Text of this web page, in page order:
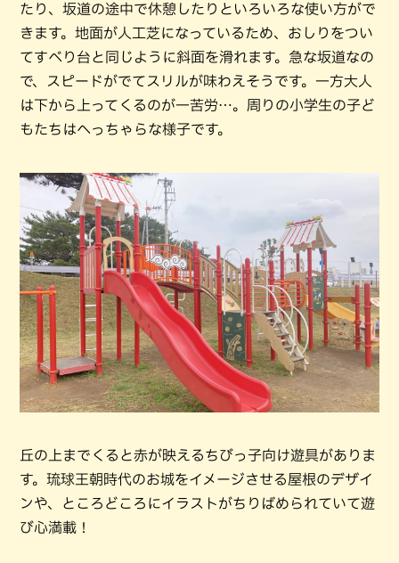
たり、坂道の途中で休憩したりといろいろな使い方がで
きます。地面が人工芝になっているため、おしりをつい
てすべり台と同じように斜面を滑れます。急な坂道なの
で、スピードがでてスリルが味わえそうです。一方大人
は下から上ってくるのが一苦労…。周りの小学生の子ど
もたちはへっちゃらな様子です。
丘の上までくると赤が映えるちびっ子向け遊具がありま
す。琉球王朝時代のお城をイメージさせる屋根のデザイ
ンや、ところどころにイラストがちりばめられていて遊
び心満載！